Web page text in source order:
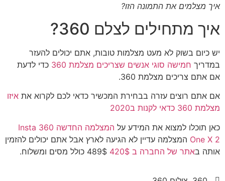
איך מצלמים את התמונה הזו?
איך מתחילים לצלם 360?
יש כיום בשוק לא מעט מצלמות טובות, אתם יכולים להעזר
במדריך חמישה סוגי אנשים שצריכים מצלמת 360
כדי לדעת
אם אתם צריכים מצלמת 360.
אם אתם רוצים עזרה בבחירת המכשיר כדאי לכם לקרוא את איזו
מצלמת 360 כדאי לקנות ב2020
כאן תוכלו למצוא את המידע על
המצלמה החדשה Insta 360
One X 2 המצלמה עדיין לא הגיעה לארץ אבל אתם יכולים להזמין
אותה באתר של החברה ב 420$